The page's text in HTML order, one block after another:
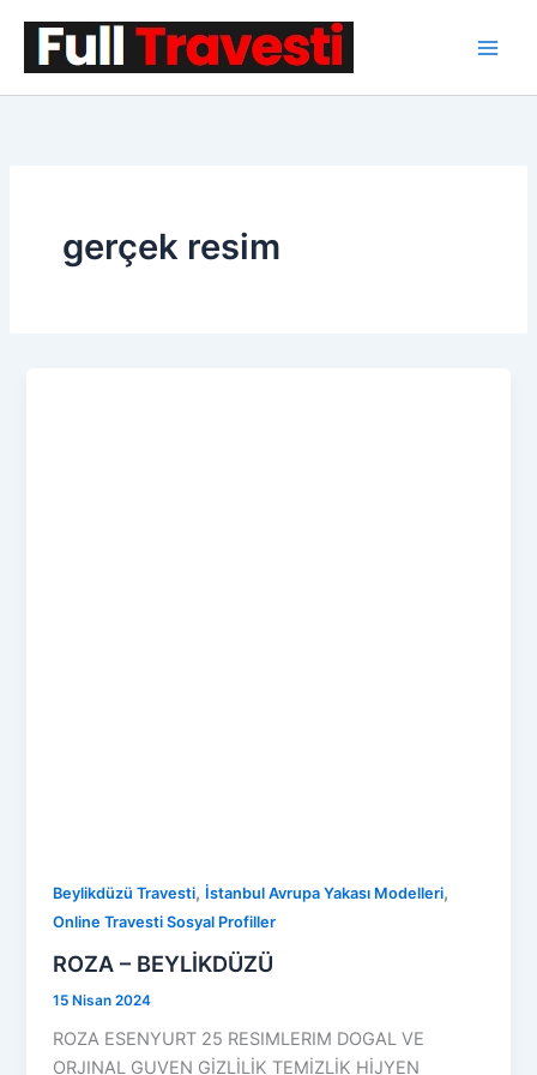
gerçek resim
Beylikdüzü Travesti, İstanbul Avrupa Yakası Modelleri,
Online Travesti Sosyal Profiller
ROZA – BEYLİKDÜZÜ
15 Nisan 2024
ROZA ESENYURT 25 RESIMLERIM DOGAL VE
ORJINAL GUVEN GİZLİLİK TEMİZLİK HİJYEN